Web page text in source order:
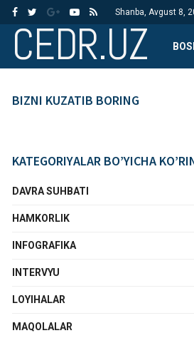
Shanba, Avgust 8,
CEDR.UZ
BIZNI KUZATIB BORING
KATEGORIYALAR BO’YICHA
DAVRA SUHBATI
HAMKORLIK
INFOGRAFIKA
INTERVYU
LOYIHALAR
MAQOLALAR